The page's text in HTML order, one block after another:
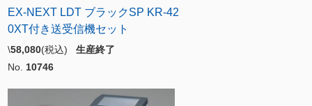
EX-NEXT LDT ブラックSP KR-42
0XT付き送受信機セット
\58,080(税込) 生産終了
No. 10746